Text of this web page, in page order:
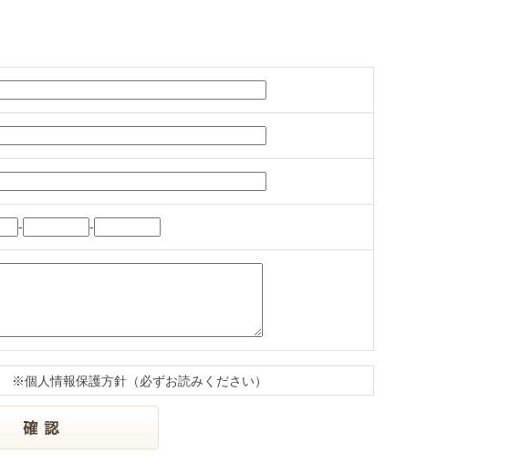
- -
※個人情報保護方針（必ずお読みください）